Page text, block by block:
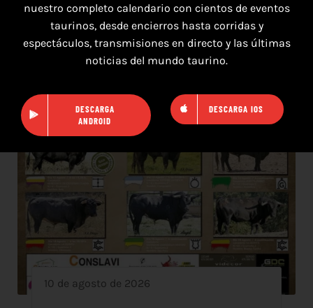
10 de agosto de 2026
nuestro completo calendario con cientos de eventos
taurinos, desde encierros hasta corridas y
espectáculos, transmisiones en directo y las últimas
noticias del mundo taurino.
DESCARGA
ANDROID
DESCARGA IOS